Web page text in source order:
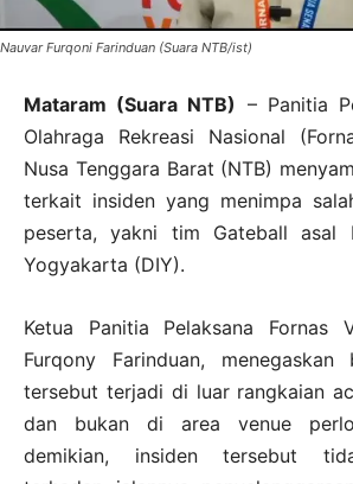
Nauvar Furqoni Farinduan (Suara NTB/ist)
Mataram (Suara NTB) – Panitia
Olahraga Rekreasi Nasional
Nusa Tenggara Barat (NTB)
terkait insiden yang menimpa
peserta, yakni tim Gateball asal
Yogyakarta (DIY).
Ketua Panitia Pelaksana Fornas
Furqony Farinduan, menegaskan
tersebut terjadi di luar rangkaian
dan bukan di area venue
demikian, insiden tersebut